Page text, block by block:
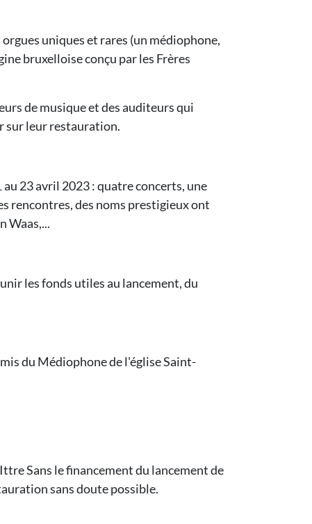
uniques et rares (un médiophone,
bruxelloise conçu par les Frères
de musique et des auditeurs qui
sur leur restauration.
23 avril 2023 : quatre concerts, une
rencontres, des noms prestigieux ont
Waas,...
les fonds utiles au lancement, du
du Médiophone de l'église Saint-
Sans le financement du lancement de
sans doute possible.